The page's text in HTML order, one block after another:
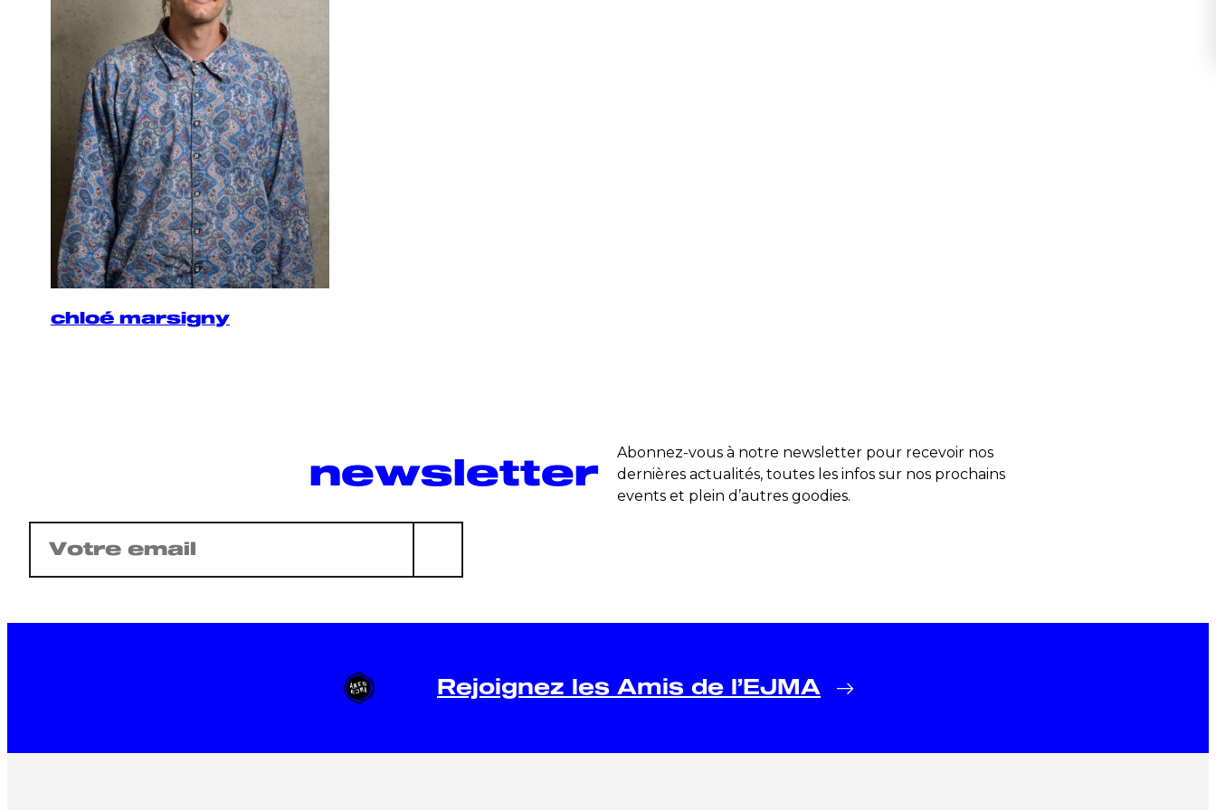
chloé marsigny
newsletter
Abonnez-vous à notre newsletter pour recevoir nos
dernières actualités, toutes les infos sur nos prochains
events et plein d’autres goodies.
mail
(Nécessaire)
Rejoignez les Amis de l’EJMA